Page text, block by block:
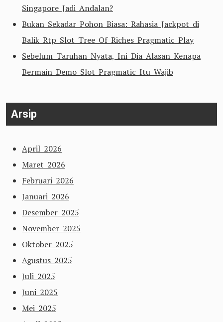
Singapore Jadi Andalan?
Bukan Sekadar Pohon Biasa: Rahasia Jackpot di
Balik Rtp Slot Tree Of Riches Pragmatic Play
Sebelum Taruhan Nyata, Ini Dia Alasan Kenapa
Bermain Demo Slot Pragmatic Itu Wajib
Arsip
April 2026
Maret 2026
Februari 2026
Januari 2026
Desember 2025
November 2025
Oktober 2025
Agustus 2025
Juli 2025
Juni 2025
Mei 2025